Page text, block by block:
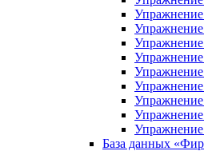
База данных